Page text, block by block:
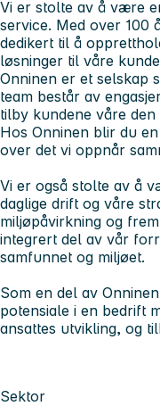
Vi er stolte av å være
service. Med over 100
dedikert til å
løsninger til våre
Onninen er et selskap
team består av
tilby kundene våre
Hos Onninen blir du
over det vi oppnår
Vi er også stolte av å
daglige drift og våre
miljøpåvirkning og
integrert del av vår
samfunnet og miljøet.
Som en del av
potensiale i en bedrift
ansattes utvikling, og
Sektor